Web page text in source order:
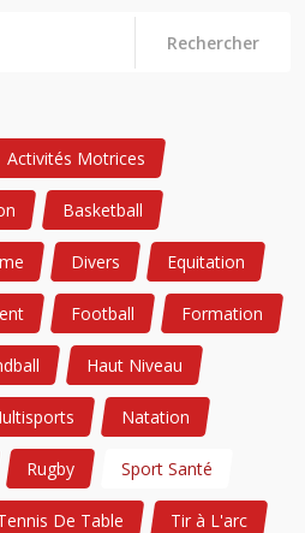
Rechercher
Activités Motrices
Basketball
Divers Equitation
Football Formation
Haut Niveau
Natation
Rugby Sport Santé
De Table Tir à L'arc